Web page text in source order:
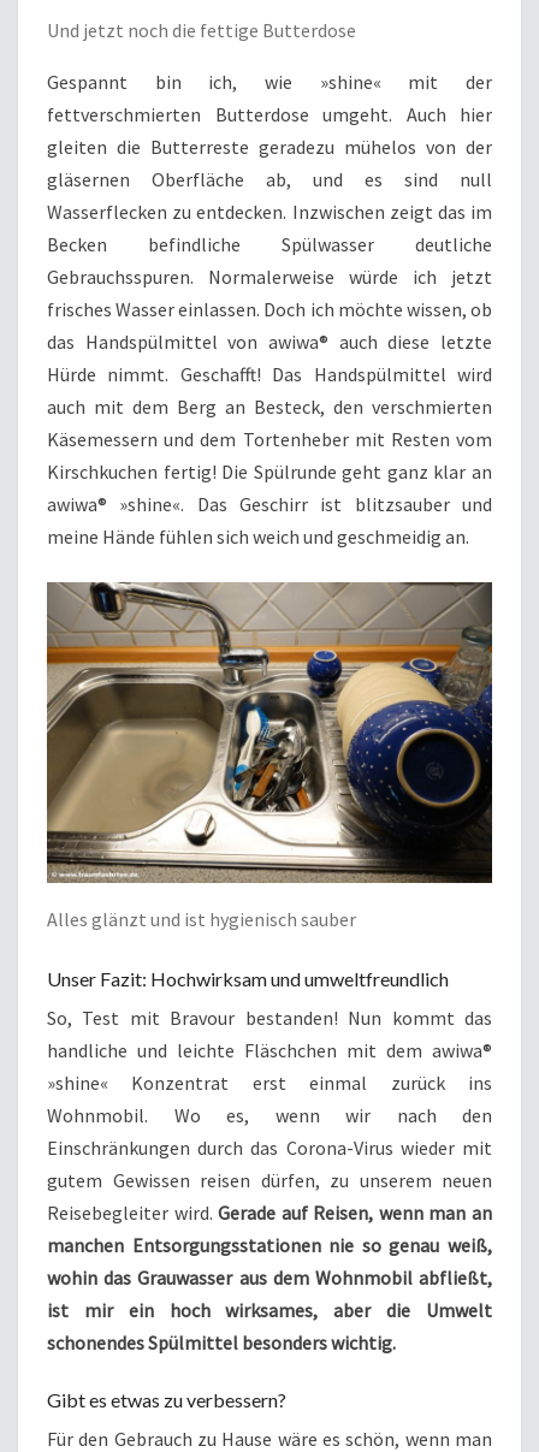
Und jetzt noch die fettige Butterdose
Gespannt bin ich, wie »shine« mit der
fettverschmierten Butterdose umgeht. Auch hier
gleiten die Butterreste geradezu mühelos von der
gläsernen Oberfläche ab, und es sind null
Wasserflecken zu entdecken. Inzwischen zeigt das im
Becken befindliche Spülwasser deutliche
Gebrauchsspuren. Normalerweise würde ich jetzt
frisches Wasser einlassen. Doch ich möchte wissen, ob
das Handspülmittel von awiwa® auch diese letzte
Hürde nimmt. Geschafft! Das Handspülmittel wird
auch mit dem Berg an Besteck, den verschmierten
Käsemessern und dem Tortenheber mit Resten vom
Kirschkuchen fertig! Die Spülrunde geht ganz klar an
awiwa® »shine«. Das Geschirr ist blitzsauber und
meine Hände fühlen sich weich und geschmeidig an.
Alles glänzt und ist hygienisch sauber
Unser Fazit: Hochwirksam und umweltfreundlich
So, Test mit Bravour bestanden! Nun kommt das
handliche und leichte Fläschchen mit dem awiwa®
»shine« Konzentrat erst einmal zurück ins
Wohnmobil. Wo es, wenn wir nach den
Einschränkungen durch das Corona-Virus wieder mit
gutem Gewissen reisen dürfen, zu unserem neuen
Reisebegleiter wird.Gerade auf Reisen, wenn man an
manchen Entsorgungsstationen nie so genau weiß,
wohin das Grauwasser aus dem Wohnmobil abfließt,
ist mir ein hoch wirksames, aber die Umwelt
schonendes Spülmittel besonders wichtig.
Gibt es etwas zu verbessern?
Für den Gebrauch zu Hause wäre es schön, wenn man